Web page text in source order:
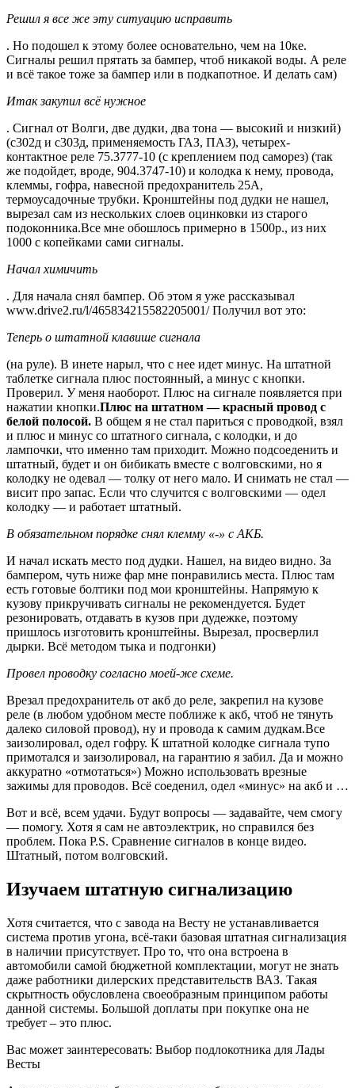
Решил я все же эту ситуацию исправить
. Но подошел к этому более основательно, чем на 10ке.
Сигналы решил прятать за бампер, чтоб никакой воды. А реле
и всё такое тоже за бампер или в подкапотное. И делать сам)
Итак закупил всё нужное
. Сигнал от Волги, две дудки, два тона — высокий и низкий)
(с302д и с303д, применяемость ГАЗ, ПАЗ), четырех-
контактное реле 75.3777-10 (с креплением под саморез) (так
же подойдет, вроде, 904.3747-10) и колодка к нему, провода,
клеммы, гофра, навесной предохранитель 25А,
термоусадочные трубки. Кронштейны под дудки не нашел,
вырезал сам из нескольких слоев оцинковки из старого
подоконника.Все мне обошлось примерно в 1500р., из них
1000 с копейками сами сигналы.
Начал химичить
. Для начала снял бампер. Об этом я уже рассказывал
www.drive2.ru/l/465834215582205001/ Получил вот это:
Теперь о штатной клавише сигнала
(на руле). В инете нарыл, что с нее идет минус. На штатной
таблетке сигнала плюс постоянный, а минус с кнопки.
Проверил. У меня наоборот. Плюс на сигнале появляется при
нажатии кнопки.Плюс на штатном — красный провод с
белой полосой. В общем я не стал париться с проводкой, взял
и плюс и минус со штатного сигнала, с колодки, и до
лампочки, что именно там приходит. Можно подсоеденить и
штатный, будет и он бибикать вместе с волговскими, но я
колодку не одевал — толку от него мало. И снимать не стал —
висит про запас. Если что случится с волговскими — одел
колодку — и работает штатный.
В обязательном порядке снял клемму «-» с АКБ.
И начал искать место под дудки. Нашел, на видео видно. За
бампером, чуть ниже фар мне понравились места. Плюс там
есть готовые болтики под мои кронштейны. Напрямую к
кузову прикручивать сигналы не рекомендуется. Будет
резонировать, отдавать в кузов при дудежке, поэтому
пришлось изготовить кронштейны. Вырезал, просверлил
дырки. Всё методом тыка и подгонки)
Провел проводку согласно моей-же схеме.
Врезал предохранитель от акб до реле, закрепил на кузове
реле (в любом удобном месте поближе к акб, чтоб не тянуть
далеко силовой провод), ну и провода к самим дудкам.Все
заизолировал, одел гофру. К штатной колодке сигнала тупо
примотался и заизолировал, на гарантию я забил. Да и можно
аккуратно «отмотаться») Можно использовать врезные
зажимы для проводов. Всё соеденил, одел «минус» на акб и …
Вот и всё, всем удачи. Будут вопросы — задавайте, чем смогу
— помогу. Хотя я сам не автоэлектрик, но справился без
проблем. Пока P.S. Сравнение сигналов в конце видео.
Штатный, потом волговский.
Изучаем штатную сигнализацию
Хотя считается, что с завода на Весту не устанавливается
система против угона, всё-таки базовая штатная сигнализация
в наличии присутствует. Про то, что она встроена в
автомобили самой бюджетной комплектации, могут не знать
даже работники дилерских представительств ВАЗ. Такая
скрытность обусловлена своеобразным принципом работы
данной системы. Большой доплаты при покупке она не
требует – это плюс.
Вас может заинтересовать: Выбор подлокотника для Лады
Весты